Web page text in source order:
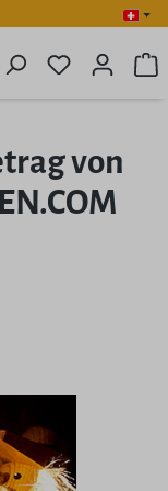
Du hast 0
von